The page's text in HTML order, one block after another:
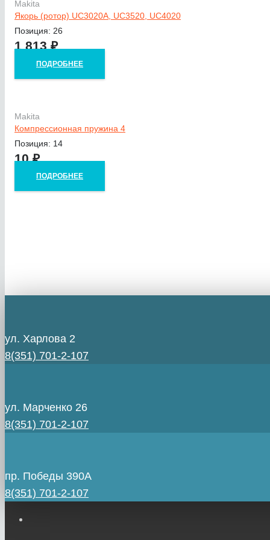
Makita
Якорь (ротор) UC3020A, UC3520, UC4020
Позиция: 26
1 813₽
ПОДРОБНЕЕ
Makita
Компрессионная пружина 4
Позиция: 14
10₽
ПОДРОБНЕЕ
ул. Харлова 2
8(351) 701-2-107
ул. Марченко 26
8(351) 701-2-107
пр. Победы 390А
8(351) 701-2-107